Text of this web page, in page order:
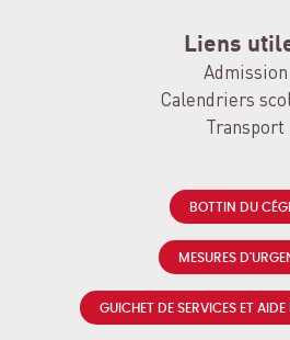
Liens
Admission
Calendriers
Transport
BOTTIN DU
MESURES
GUICHET DE SERVICES ET